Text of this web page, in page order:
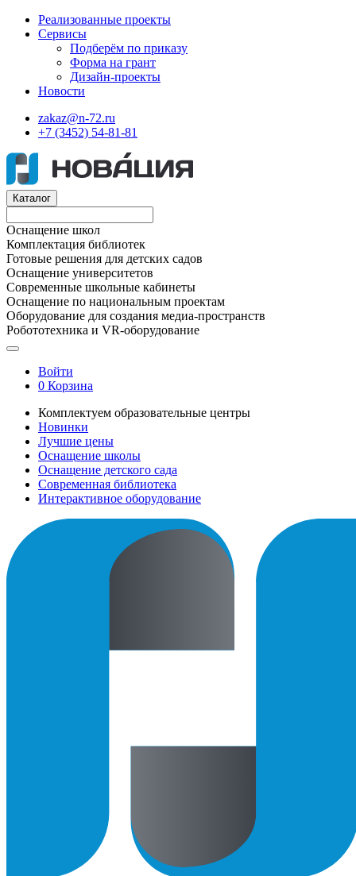
Реализованные проекты
Сервисы
Подберём по приказу
Форма на грант
Дизайн-проекты
Новости
zakaz@n-72.ru
+7 (3452) 54-81-81
Каталог
Оснащение школ
Комплектация библиотек
Готовые решения для детских садов
Оснащение университетов
Современные школьные кабинеты
Оснащение по национальным проектам
Оборудование для создания медиа-пространств
Робототехника и VR-оборудование
Войти
0 Корзина
Комплектуем образовательные центры
Новинки
Лучшие цены
Оснащение школы
Оснащение детского сада
Современная библиотека
Интерактивное оборудование